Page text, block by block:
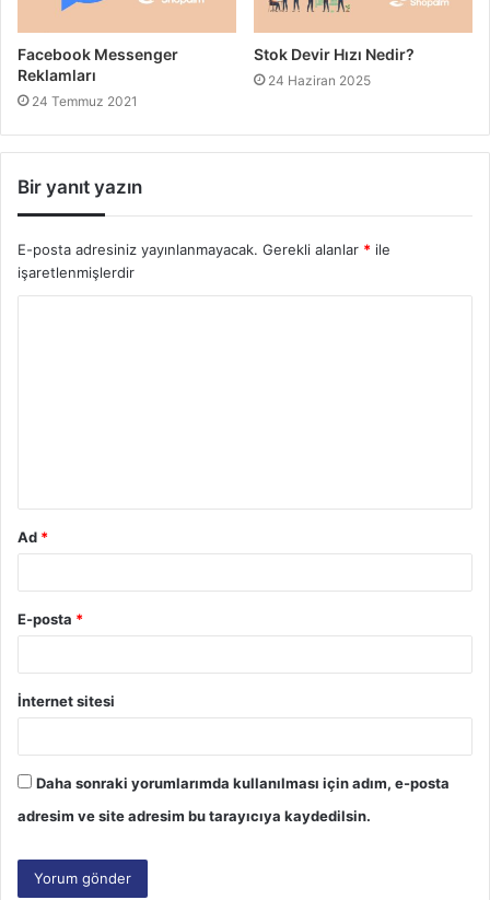
Facebook Messenger
Reklamları
24 Temmuz 2021
Stok Devir Hızı Nedir?
24 Haziran 2025
Bir yanıt yazın
E-posta adresiniz yayınlanmayacak. Gerekli alanlar * ile
işaretlenmişlerdir
Ad *
E-posta *
İnternet sitesi
Daha sonraki yorumlarımda kullanılması için adım, e-posta
adresim ve site adresim bu tarayıcıya kaydedilsin.